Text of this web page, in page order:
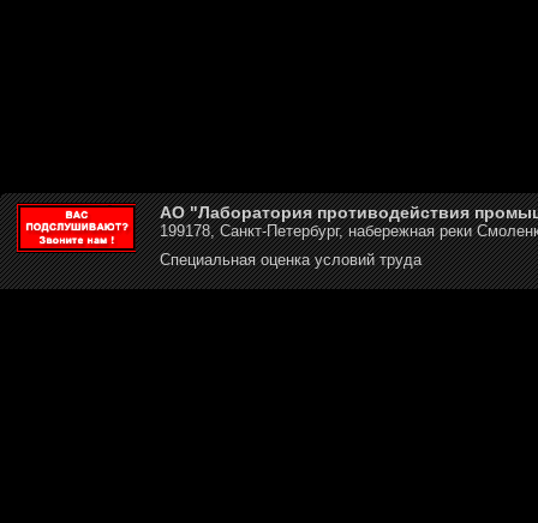
АО "Лаборатория противодействия
199178, Санкт-Петербург, набережная реки
Специальная оценка условий труда